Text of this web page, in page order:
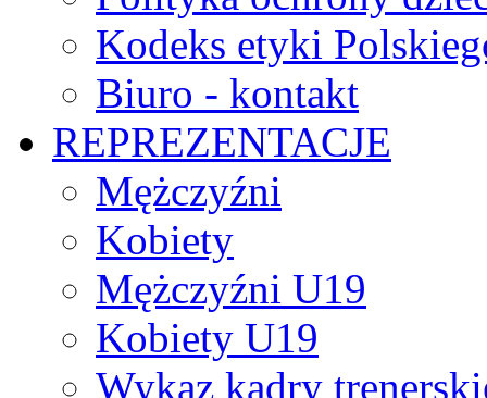
Kodeks etyki
Biuro - kontakt
REPREZENTACJE
Mężczyźni
Kobiety
Mężczyźni U19
Kobiety U19
Wykaz kadry